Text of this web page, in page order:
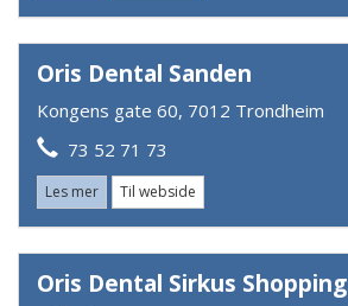
Oris Dental Sanden
Kongens gate 60, 7012 Trondheim
73 52 71 73
Les mer Til webside
Oris Dental Sirkus Shopping